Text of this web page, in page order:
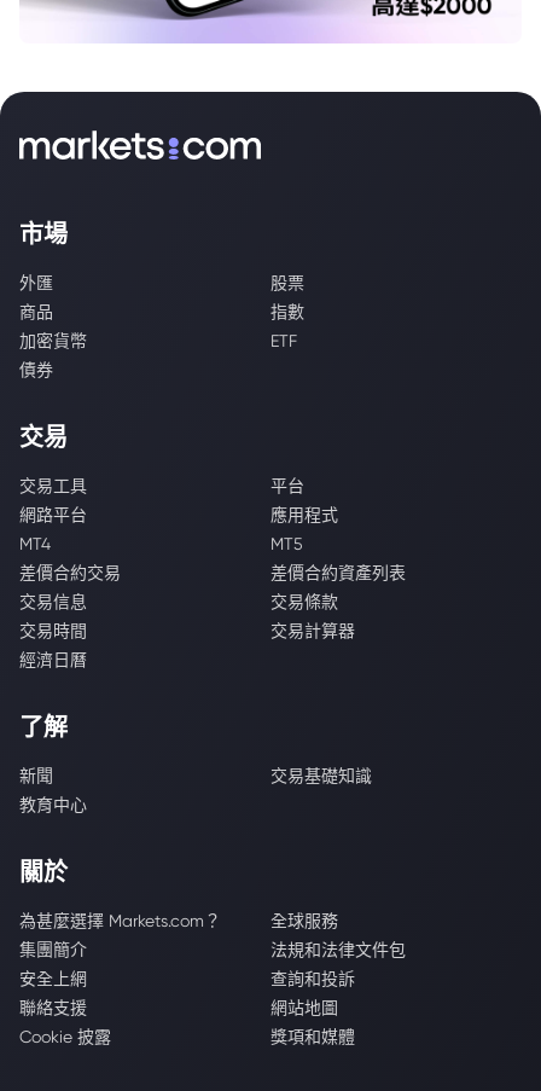
市場
外匯
股票
商品
指數
加密貨幣
ETF
債券
交易
交易工具
平台
網路平台
應用程式
MT4
MT5
差價合約交易
差價合約資產列表
交易信息
交易條款
交易時間
交易計算器
經濟日曆
了解
新聞
交易基礎知識
教育中心
關於
為甚麼選擇 Markets.com？
全球服務
集團簡介
法規和法律文件包
安全上網
查詢和投訴
聯絡支援
網站地圖
Cookie 披露
獎項和媒體